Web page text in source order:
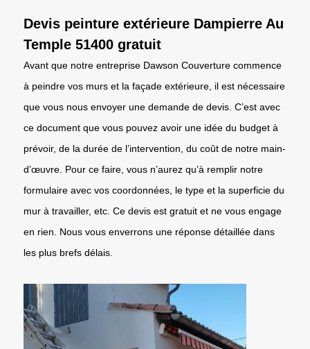
Devis peinture extérieure Dampierre Au
Temple 51400 gratuit
Avant que notre entreprise Dawson Couverture commence
à peindre vos murs et la façade extérieure, il est nécessaire
que vous nous envoyer une demande de devis. C’est avec
ce document que vous pouvez avoir une idée du budget à
prévoir, de la durée de l’intervention, du coût de notre main-
d’œuvre. Pour ce faire, vous n’aurez qu’à remplir notre
formulaire avec vos coordonnées, le type et la superficie du
mur à travailler, etc. Ce devis est gratuit et ne vous engage
en rien. Nous vous enverrons une réponse détaillée dans
les plus brefs délais.